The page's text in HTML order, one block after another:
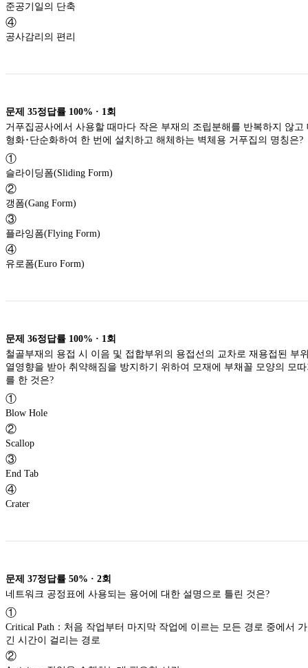
준공기일의 단축
④
공사감리의 편리
문제 35정답률 100% · 1 회
거푸집공사에서 사용할 때마다 작은 부재의 조립분해를 반복하지 않고
형화･단순화하여 한 번에 설치하고 해체하는 벽체용 거푸집의 명칭은?
①
슬라이딩폼(Sliding Form)
②
갱폼(Gang Form)
③
플라잉폼(Flying Form)
④
유로폼(Euro Form)
문제 36정답률 100% · 1 회
철골부재의 용접 시 이음 및 접합부위의 용접선의 교차로 재용접된 부
열영향을 받아 취약해짐을 방지하기 위하여 모재에 부채꼴 모양의 모
를 한 것은?
①
Blow Hole
②
Scallop
③
End Tab
④
Crater
문제 37정답률 50% · 2회
네트워크 공정표에 사용되는 용어에 대한 설명으로 틀린 것은?
①
Critical Path：처음 작업부터 마지막 작업에 이르는 모든 경로 중에서
긴 시간이 걸리는 경로
②